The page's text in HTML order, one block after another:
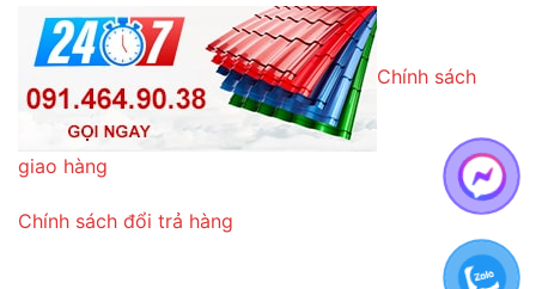
Chính sách
giao hàng
Chính sách đổi trả hàng